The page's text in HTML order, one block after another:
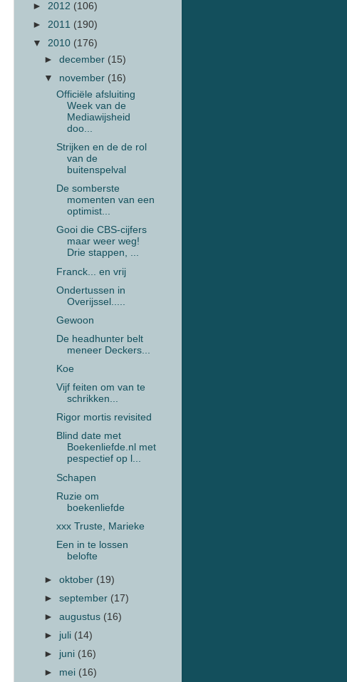
► 2012 (106)
► 2011 (190)
▼ 2010 (176)
►december (15)
▼ november (16)
Officiële afsluiting
Week van de
Mediawijsheid
doo...
Strijken en de de rol
van de
buitenspelval
De somberste
momenten van een
optimist...
Gooi die CBS-cijfers
maar weer weg!
Drie stappen, ...
Franck... en vrij
Ondertussen in
Overijssel.....
Gewoon
De headhunter belt
meneer Deckers...
Koe
Vijf feiten om van te
schrikken...
Rigor mortis revisited
Blind date met
Boekenliefde.nl met
pespectief op l...
Schapen
Ruzie om
boekenliefde
xxx Truste, Marieke
Een in te lossen
belofte
►oktober (19)
►september (17)
►augustus (16)
► juli (14)
► juni (16)
► mei (16)